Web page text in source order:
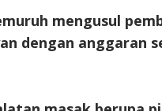
mengusul
dengan anggaran